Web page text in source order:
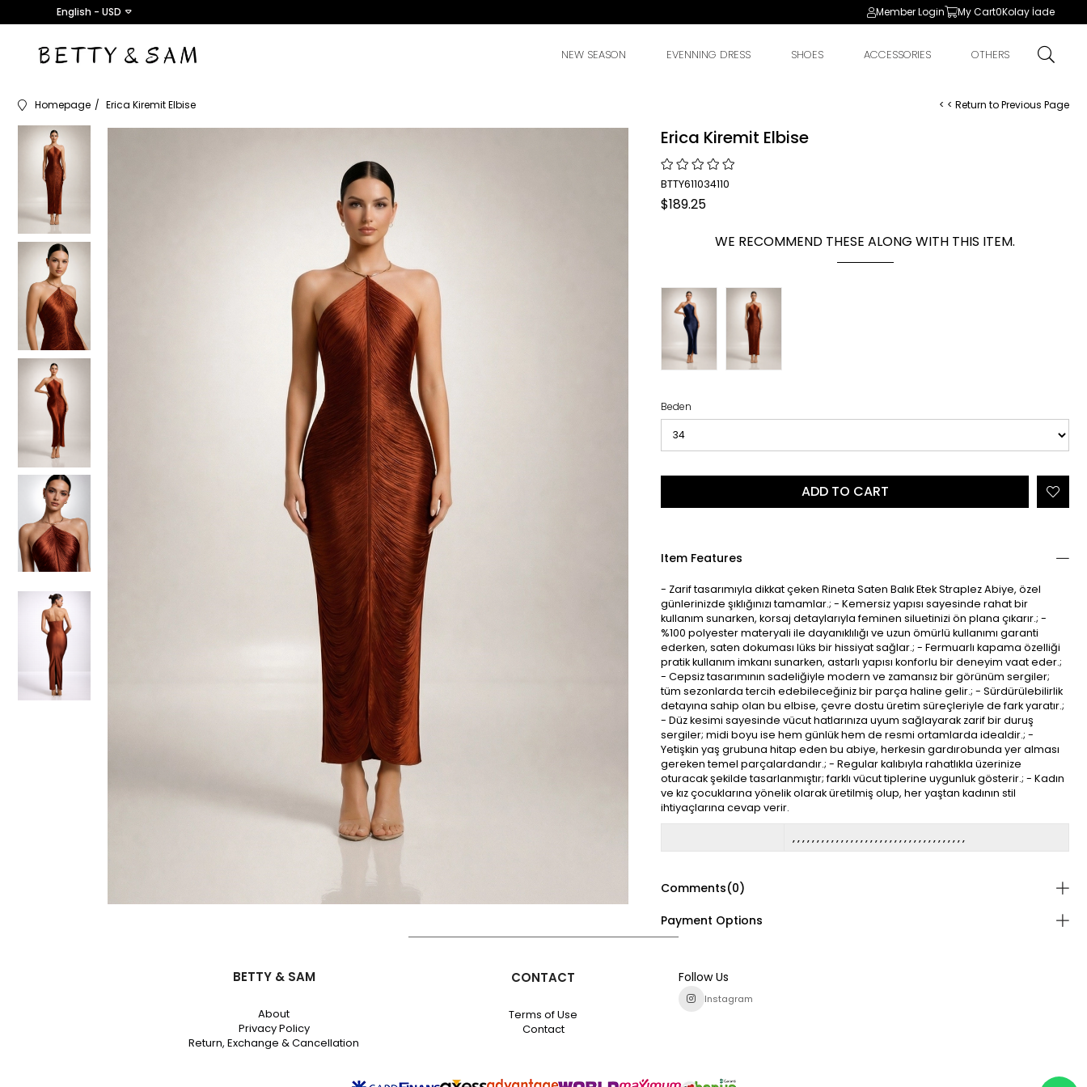
English - USD Member Login My Cart0Kolay İade
NEW SEASON EVENNING DRESS SHOES ACCESSORIES OTHERS
Homepage Erica Kiremit Elbise < < Return to Previous Page
Erica Kiremit Elbise
BTTY611034110
$189.25
WE RECOMMEND THESE ALONG WITH THIS ITEM.
Beden
Item Features
- Zarif tasarımıyla dikkat çeken Rineta Saten Balık Etek Straplez Abiye, özel
günlerinizde şıklığınızı tamamlar.; - Kemersiz yapısı sayesinde rahat bir
kullanım sunarken, korsaj detaylarıyla feminen siluetinizi ön plana çıkarır.; -
%100 polyester materyali ile dayanıklılığı ve uzun ömürlü kullanımı garanti
ederken, saten dokuması lüks bir hissiyat sağlar.; - Fermuarlı kapama özelliği
pratik kullanım imkanı sunarken, astarlı yapısı konforlu bir deneyim vaat eder.;
- Cepsiz tasarımının sadeliğiyle modern ve zamansız bir görünüm sergiler;
tüm sezonlarda tercih edebileceğiniz bir parça haline gelir.; - Sürdürülebilirlik
detayına sahip olan bu elbise, çevre dostu üretim süreçleriyle de fark yaratır.;
- Düz kesimi sayesinde vücut hatlarınıza uyum sağlayarak zarif bir duruş
sergiler; midi boyu ise hem günlük hem de resmi ortamlarda idealdir.; -
Yetişkin yaş grubuna hitap eden bu abiye, herkesin gardırobunda yer alması
gereken temel parçalardandır.; - Regular kalıbıyla rahatlıkla üzerinize
oturacak şekilde tasarlanmıştır; farklı vücut tiplerine uygunluk gösterir.; - Kadın
ve kız çocuklarına yönelik olarak üretilmiş olup, her yaştan kadının stil
ihtiyaçlarına cevap verir.
Comments(0)
Payment Options
BETTY & SAM
About
Privacy Policy
Return, Exchange & Cancellation
CONTACT
Terms of Use
Contact
Follow Us
Instagram